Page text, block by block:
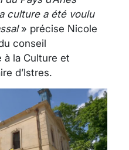
culture a été voulu
» précise Nicole
conseil
à la Culture et
d’Istres.